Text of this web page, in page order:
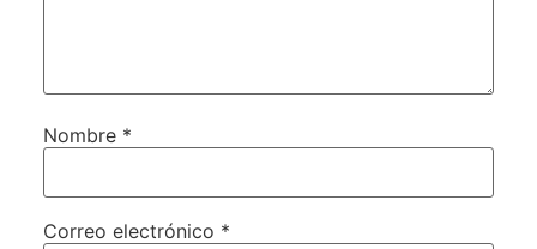
Nombre *
Correo electrónico *